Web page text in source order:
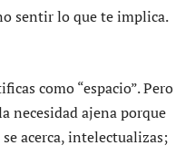
sentir lo que te implica.
como “espacio”. Pero
necesidad ajena porque
acerca, intelectualizas;